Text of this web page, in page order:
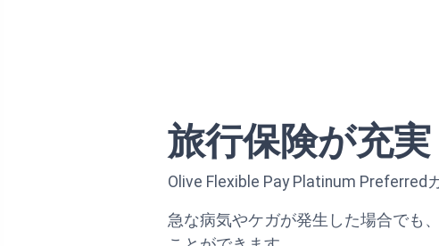
旅行保険が充実
Olive Flexible Pay Platinum Preferred
急な病気やケガが発生した場合でも